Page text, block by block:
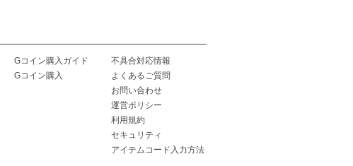
Gコイン購入ガイド
Gコイン購入
不具合対応情報
よくあるご質問
お問い合わせ
運営ポリシー
利用規約
セキュリティ
アイテムコード入力方法